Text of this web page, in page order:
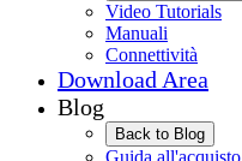
Video Tutorials
Manuali
Connettività
Download Area
Blog
Back to Blog
Guida all'acquisto